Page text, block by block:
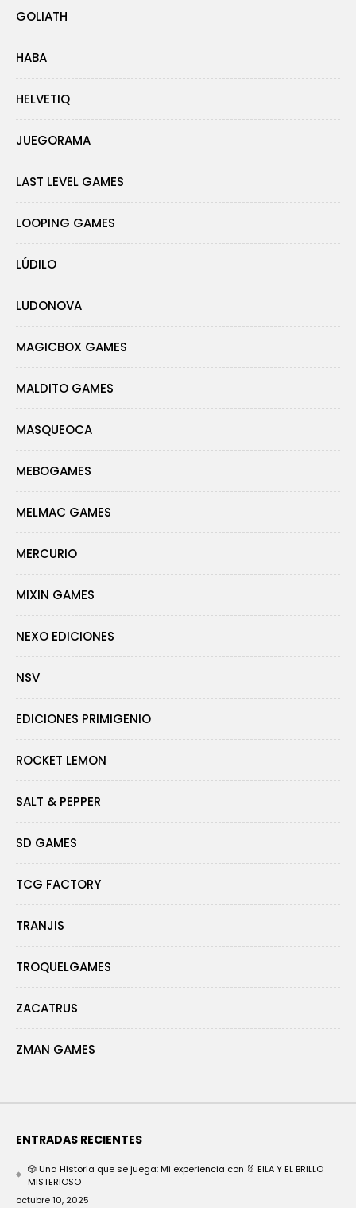
GOLIATH
HABA
HELVETIQ
JUEGORAMA
LAST LEVEL GAMES
LOOPING GAMES
LÚDILO
LUDONOVA
MAGICBOX GAMES
MALDITO GAMES
MASQUEOCA
MEBOGAMES
MELMAC GAMES
MERCURIO
MIXIN GAMES
NEXO EDICIONES
NSV
EDICIONES PRIMIGENIO
ROCKET LEMON
SALT & PEPPER
SD GAMES
TCG FACTORY
TRANJIS
TROQUELGAMES
ZACATRUS
ZMAN GAMES
ENTRADAS RECIENTES
🎲 Una Historia que se juega: Mi experiencia con 🐰 EILA Y EL BRILLO
MISTERIOSO
octubre 10, 2025